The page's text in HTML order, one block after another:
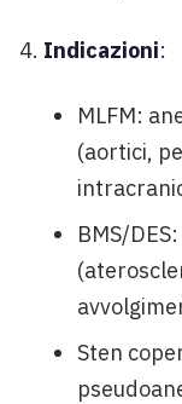
Indicazioni:
MLFM:
(aortici,
BMS/
Sten